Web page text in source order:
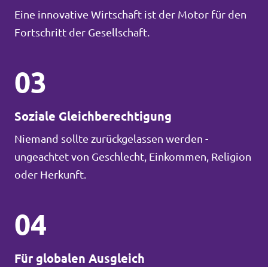
Eine innovative Wirtschaft ist der Motor für den
Fortschritt der Gesellschaft.
03
Soziale Gleichberechtigung
Niemand sollte zurückgelassen werden -
ungeachtet von Geschlecht, Einkommen, Religion
oder Herkunft.
04
Für globalen Ausgleich